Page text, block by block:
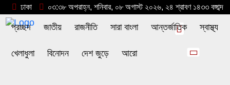
ঢাকা ০৩:৩৮ অপরাহ্ন, শনিবার, ০৮ অগাস্ট ২০২৬, ২৪ শ্রাবণ ১৪৩৩ বঙ্গাব্দ
প্রচ্ছদ জাতীয় রাজনীতি সারা বাংলা আন্তর্জাতিক স্বাস্থ্য
খেলাধুলা বিনোদন দেশ জুড়ে আরো